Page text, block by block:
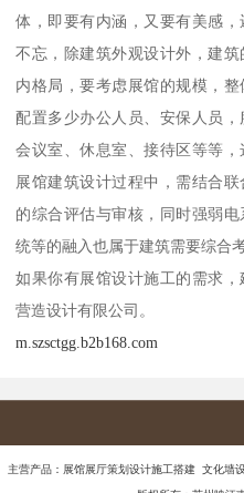
体，即要有内涵，又要有美感
不忘，除建筑外观设计外，建
内格局，要考虑展馆的规模，
配置多少办公人员、安保人员
会议室、休息室、接待区等等
展馆建筑设计过程中，需结合
的综合评估与审核，同时强弱
统等的融入也属于建筑需要综合
如果你有展馆设计施工的需求
营造设计有限公司。
m.szsctgg.b2b168.com
主营产品：展馆展厅策划设计施工搭建 文化